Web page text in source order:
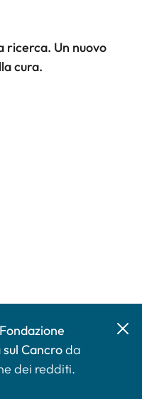
ricerca. Un nuovo
cura.
Fondazione
Cancroda
dei redditi.